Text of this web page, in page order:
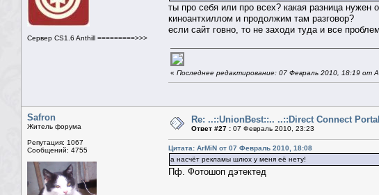
Сервер CS1.6 Anthill =========>>>
ты про себя или про всех? какая разница
киноантхиллом и продолжим там разговор?
если сайт говно, то не заходи туда и все
« Последнее редактирование: 07 Февраль 2010, 18:19 от
Safron
Житель форума
Репутация: 1067
Сообщений: 4755
Re: ..::UnionBest::.. ..::Direct Connect
Ответ #27 : 07 Февраль 2010, 23:23
Цитата: ArMiN от 07 Февраль 2010, 18:08
а насчёт рекламы шлюх у меня её нету!
Пф. Фотошоп дэтектед